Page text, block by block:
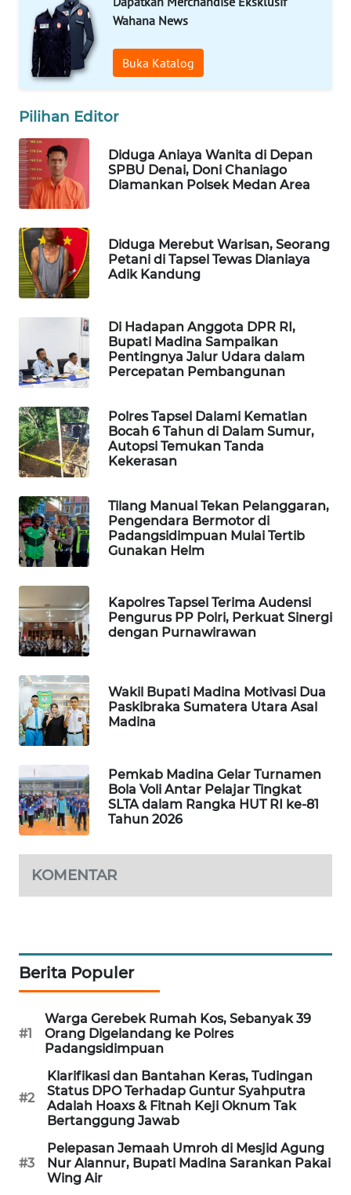
Wahana News
Buka Katalog
Pilihan Editor
Diduga Aniaya Wanita di Depan
SPBU Denai, Doni Chaniago
Diamankan Polsek Medan Area
Diduga Merebut Warisan, Seorang
Petani di Tapsel Tewas Dianiaya
Adik Kandung
Di Hadapan Anggota DPR RI,
Bupati Madina Sampaikan
Pentingnya Jalur Udara dalam
Percepatan Pembangunan
Polres Tapsel Dalami Kematian
Bocah 6 Tahun di Dalam Sumur,
Autopsi Temukan Tanda
Kekerasan
Tilang Manual Tekan Pelanggaran,
Pengendara Bermotor di
Padangsidimpuan Mulai Tertib
Gunakan Helm
Kapolres Tapsel Terima Audensi
Pengurus PP Polri, Perkuat Sinergi
dengan Purnawirawan
Wakil Bupati Madina Motivasi Dua
Paskibraka Sumatera Utara Asal
Madina
Pemkab Madina Gelar Turnamen
Bola Voli Antar Pelajar Tingkat
SLTA dalam Rangka HUT RI ke-81
Tahun 2026
KOMENTAR
Berita Populer
#1
Warga Gerebek Rumah Kos, Sebanyak 39
Orang Digelandang ke Polres
Padangsidimpuan
#2
Klarifikasi dan Bantahan Keras, Tudingan
Status DPO Terhadap Guntur Syahputra
Adalah Hoaxs & Fitnah Keji Oknum Tak
Bertanggung Jawab
#3
Pelepasan Jemaah Umroh di Mesjid Agung
Nur Alannur, Bupati Madina Sarankan Pakai
Wing Air
SIBARAGAS
NEWS
SIANTAR
METRO
MEDAN
NEWS
METRO
JAKARTA
NEWS
KARING
JURNAL
MARITIM
HUMBANG
NEWS
GARONGGANG
NEWS
FISUELRI
ID
NEWS
CILEUNGSI
NEWS
BERKAT
NEWS
ID
PERAPKI
NEWS
SONYA
ASA
NEWS